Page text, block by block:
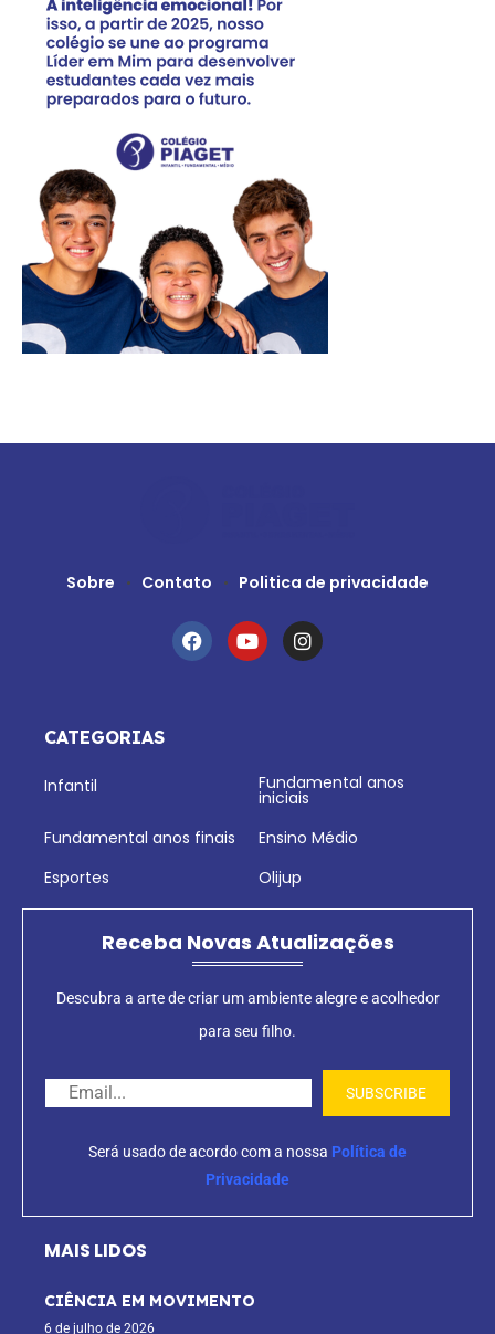
Sobre Contato Politica de privacidade
CATEGORIAS
Infantil Fundamental anos
iniciais
Fundamental anos finais
Ensino Médio
Esportes
Olijup
Receba Novas Atualizações
Descubra a arte de criar um ambiente alegre e acolhedor
para seu filho.
Será usado de acordo com a nossa Política de
Privacidade
MAIS LIDOS
CIÊNCIA EM MOVIMENTO
6 de julho de 2026